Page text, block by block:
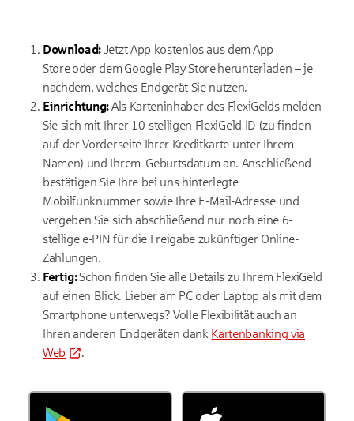
Download:Jetzt App kostenlos aus dem App
Store oder dem Google Play Store herunterladen – je
nachdem, welches Endgerät Sie nutzen.
Einrichtung:Als Karteninhaber des FlexiGelds melden
Sie sich mit Ihrer 10-stelligen FlexiGeld ID (zu finden
auf der Vorderseite Ihrer Kreditkarte unter Ihrem
Namen) und Ihrem Geburtsdatum an. Anschließend
bestätigen Sie Ihre bei uns hinterlegte
Mobilfunknummer sowie Ihre E-Mail-Adresse und
vergeben Sie sich abschließend nur noch eine 6-
stellige e-PIN für die Freigabe zukünftiger Online-
Zahlungen.
Fertig:Schon finden Sie alle Details zu Ihrem FlexiGeld
auf einen Blick. Lieber am PC oder Laptop als mit dem
Smartphone unterwegs? Volle Flexibilität auch an
Ihren anderen Endgeräten dank Kartenbanking via
Web
.